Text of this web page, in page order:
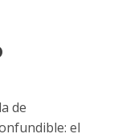
de
el